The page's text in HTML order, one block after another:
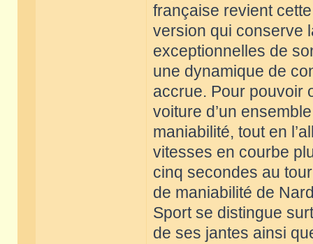
française revient
version qui conserve
exceptionnelles de
une dynamique de
accrue. Pour pouvoir
voiture d’un
maniabilité, tout en
vitesses en courbe
cinq secondes au
de maniabilité de
Sport se distingue
de ses jantes ainsi